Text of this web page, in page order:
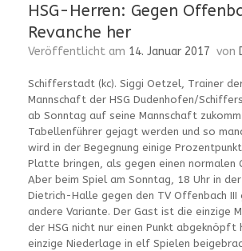
HSG-Herren: Gegen
Revanche her
Veröffentlicht am 14. Januar 2017 von
Schifferstadt (kc). Siggi Oetzel, Trainer
Mannschaft der HSG Dudenhofen/
ab Sonntag auf seine Mannschaft
Tabellenführer gejagt werden und so
wird in der Begegnung einige
Platte bringen, als gegen einen normalen
Aber beim Spiel am Sonntag, 18 Uhr in
Dietrich-Halle gegen den TV Offenbach III
andere Variante. Der Gast ist die einzige
der HSG nicht nur einen Punkt abgeknöpft
einzige Niederlage in elf Spielen